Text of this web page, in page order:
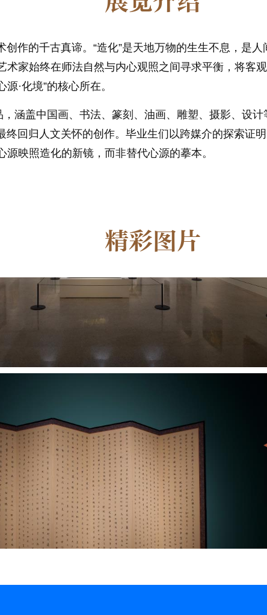
创作的千古真谛。“造化”是天地万物的生生不息，是
家始终在师法自然与内心观照之间寻求平衡，将客
·化境”的核心所在。
涵盖中国画、书法、篆刻、油画、雕塑、摄影、设
回归人文关怀的创作。毕业生们以跨媒介的探索证
映照造化的新镜，而非替代心源的摹本。
精彩图片